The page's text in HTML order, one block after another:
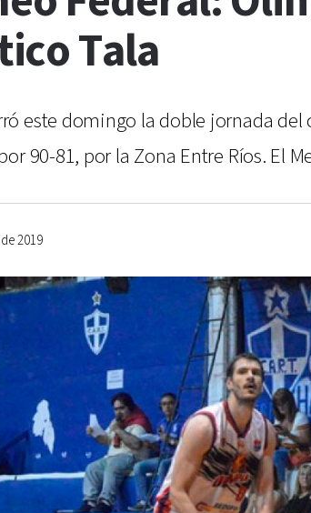
Tala
este domingo la doble jornada
90-81, por la Zona Entre Ríos. El
2019